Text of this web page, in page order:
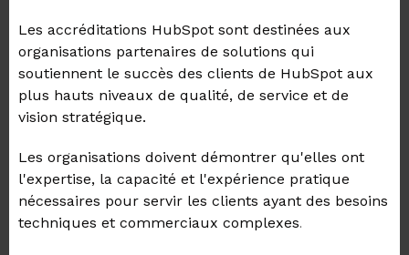
Les accréditations HubSpot sont destinées aux
organisations partenaires de solutions qui
soutiennent le succès des clients de HubSpot aux
plus hauts niveaux de qualité, de service et de
vision stratégique.
Les organisations doivent démontrer qu'elles ont
l'expertise, la capacité et l'expérience pratique
nécessaires pour servir les clients ayant des besoins
techniques et commerciaux complexes.